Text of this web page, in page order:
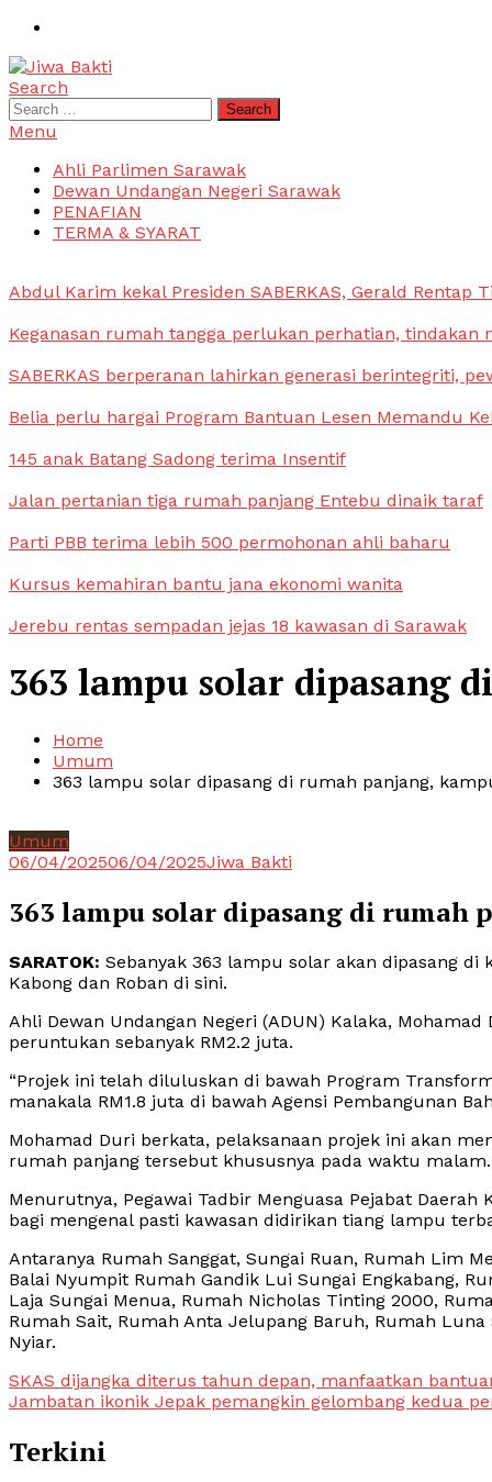
Skip
Content
Jiwa Bakti
Suara PBB Sarawak
Search
Search
for:
Menu
Ahli Parlimen Sarawak
Dewan Undangan Negeri Sarawak
PENAFIAN
TERMA & SYARAT
Abdul Karim kekal Presiden SABERKAS, Gerald Rentap
Keganasan rumah tangga perlukan perhatian, tindakan
SABERKAS berperanan lahirkan generasi berintegriti,
Belia perlu hargai Program Bantuan Lesen Memandu
145 anak Batang Sadong terima Insentif
Jalan pertanian tiga rumah panjang Entebu dinaik taraf
Parti PBB terima lebih 500 permohonan ahli baharu
Kursus kemahiran bantu jana ekonomi wanita
Jerebu rentas sempadan jejas 18 kawasan di Sarawak
363 lampu solar dipasang
Home
Umum
363 lampu solar dipasang di rumah panjang,
Umum
06/04/202506/04/2025Jiwa Bakti
363 lampu solar dipasang di rumah
SARATOK: Sebanyak 363 lampu solar akan dipasang
Kabong dan Roban di sini.
Ahli Dewan Undangan Negeri (ADUN) Kalaka,
peruntukan sebanyak RM2.2 juta.
“Projek ini telah diluluskan di bawah Program
manakala RM1.8 juta di bawah Agensi Pembangunan
Mohamad Duri berkata, pelaksanaan projek ini akan
rumah panjang tersebut khususnya pada waktu malam.
Menurutnya, Pegawai Tadbir Menguasa Pejabat
bagi mengenal pasti kawasan didirikan tiang lampu
Antaranya Rumah Sanggat, Sungai Ruan, Rumah Lim
Balai Nyumpit Rumah Gandik Lui Sungai Engkabang,
Laja Sungai Menua, Rumah Nicholas Tinting 2000,
Rumah Sait, Rumah Anta Jelupang Baruh, Rumah
Nyiar.
Post
navigation
SKAS dijangka diterus tahun depan, manfaatkan
Jambatan ikonik Jepak pemangkin gelombang kedua
Terkini